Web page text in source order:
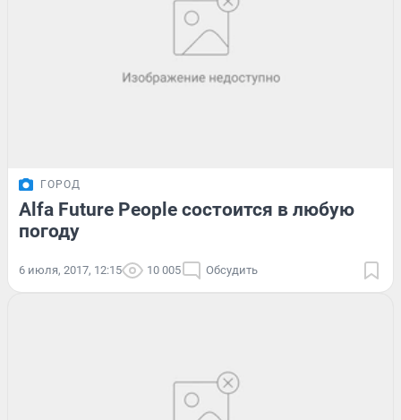
ГОРОД
Alfa Future People состоится в любую
погоду
6 июля, 2017, 12:15 10 005 Обсудить